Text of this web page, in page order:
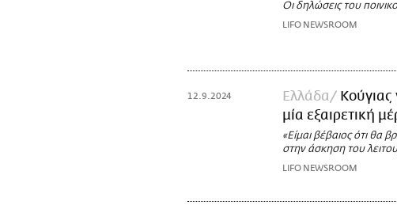
Οι δηλώσεις του
LIFO NEWSROOM
12.9.2024 Ελλάδα
Κούγιας
μία εξαιρετική
«Είμαι βέβαιος ότι θα
στην άσκηση του
LIFO NEWSROOM